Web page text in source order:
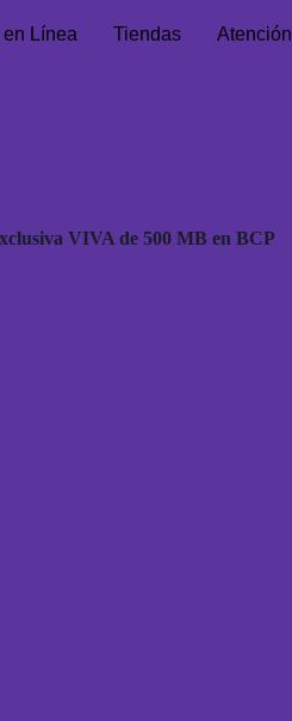
Línea Tiendas
VIVA de 500 MB en BCP